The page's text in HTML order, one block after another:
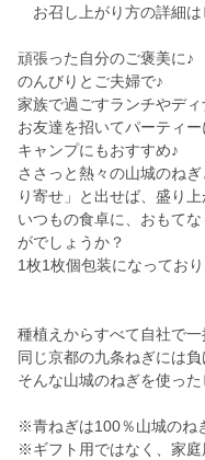
お召し上がり方の詳細は
頑張った自分のご褒美に♪
のんびりとご夫婦で♪
家族で過ごすランチやディ
お友達を招いてパーティー
キャンプにもおすすめ♪
ささっと熱々の山城のね
り寄せ」と出せば、盛り
いつもの食卓に、おもて
がでしょうか？
1枚1枚個包装になってお
種植えからすべて自社で一
同じ京都の九条ねぎには負
そんな山城のねぎを使っ
※青ねぎは100％山城のね
※ギフト用ではなく、家庭